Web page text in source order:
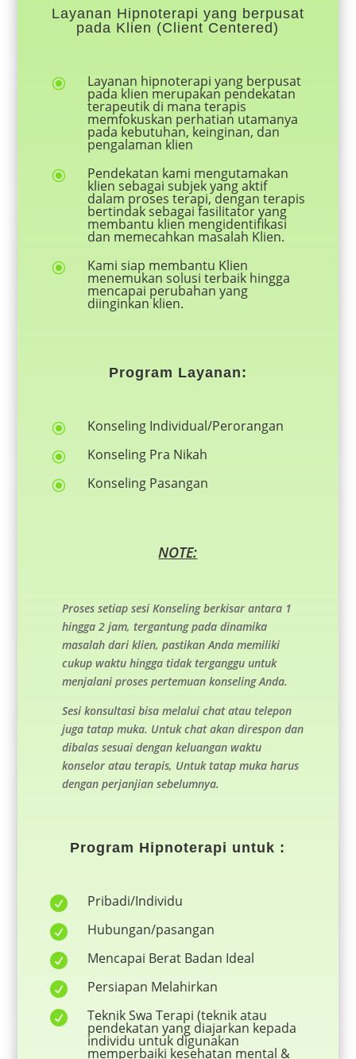
Layanan Hipnoterapi yang berpusat
pada Klien (Client Centered)
\ Layanan hipnoterapi yang berpusat
pada klien merupakan pendekatan
terapeutik di mana terapis
memfokuskan perhatian utamanya
pada kebutuhan, keinginan, dan
pengalaman klien
\
Pendekatan kami mengutamakan
klien sebagai subjek yang aktif
dalam proses terapi, dengan terapis
bertindak sebagai fasilitator yang
membantu klien mengidentifikasi
dan memecahkan masalah Klien.
\
Kami siap membantu Klien
menemukan solusi terbaik hingga
mencapai perubahan yang
diinginkan klien.
Program Layanan:
\
Konseling Individual/Perorangan
\
Konseling Pra Nikah
\
Konseling Pasangan
NOTE:
Proses setiap sesi Konseling berkisar antara 1
hingga 2 jam, tergantung pada dinamika
masalah dari klien, pastikan Anda memiliki
cukup waktu hingga tidak terganggu untuk
menjalani proses pertemuan konseling Anda.
Sesi konsultasi bisa melalui chat atau telepon
juga tatap muka. Untuk chat akan direspon dan
dibalas sesuai dengan keluangan waktu
konselor atau terapis, Untuk tatap muka harus
dengan perjanjian sebelumnya.
Program Hipnoterapi untuk :

Pribadi/Individu

Hubungan/pasangan

Mencapai Berat Badan Ideal

Persiapan Melahirkan

Teknik Swa Terapi (teknik atau
pendekatan yang diajarkan kepada
individu untuk digunakan
memperbaiki kesehatan mental &